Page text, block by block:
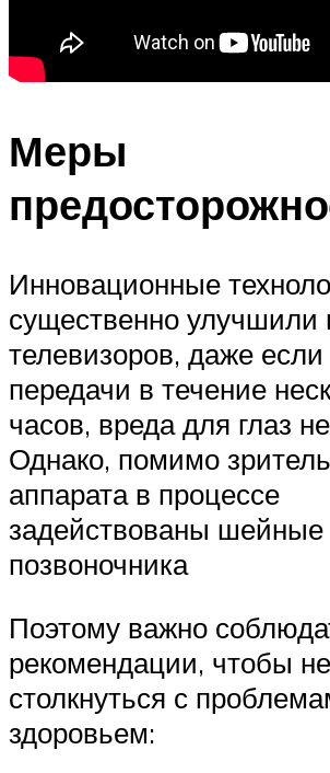
Меры
Инновационные
существенно улучшили
телевизоров, даже если
передачи в течение
часов, вреда для глаз
Однако, помимо
аппарата в процессе
задействованы шейные
позвоночника
Поэтому важно
рекомендации, чтобы не
столкнуться с
здоровьем: